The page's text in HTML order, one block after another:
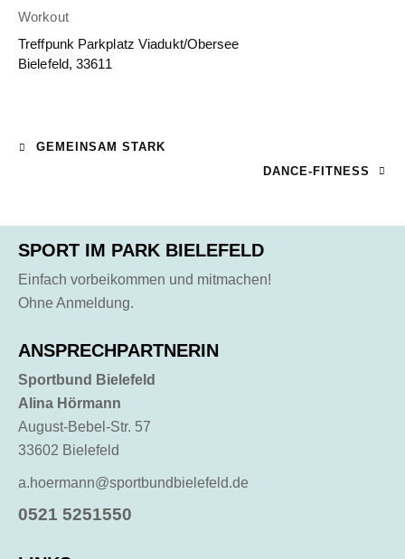
Workout
Treffpunk Parkplatz Viadukt/Obersee
Bielefeld, 33611
GEMEINSAM STARK
DANCE-FITNESS
SPORT IM PARK BIELEFELD
Einfach vorbeikommen und mitmachen!
Ohne Anmeldung.
ANSPRECHPARTNERIN
Sportbund Bielefeld
Alina Hörmann
August-Bebel-Str. 57
33602 Bielefeld
a.hoermann@sportbundbielefeld.de
0521 5251550